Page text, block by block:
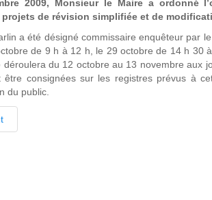
2009, Monsieur le Maire a ordonné
de révision simplifiée et de
a été désigné commissaire enquêteur par
de 9 h à 12 h, le 29 octobre de 14 h 30
déroulera du 12 octobre au 13 novembre aux
être consignées sur les registres prévus à
du public.